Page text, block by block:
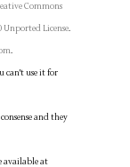
Commons
License.
.
can't use it for
and they
available at